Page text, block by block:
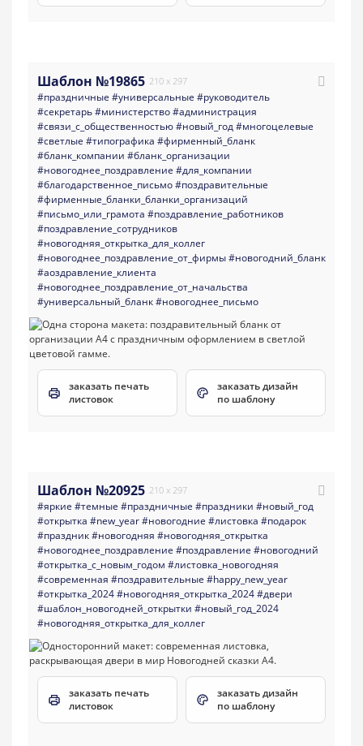
Шаблон №19865 210 x 297
#праздничные #универсальные #руководитель
#секретарь#министерство#администрация
#связи_с_общественностью#новый_год#многоцелевые
#светлые #типографика #фирменный_бланк
#бланк_компании #бланк_организации
#новогоднее_поздравление #для_компании
#благодарственное_письмо#поздравительные
#фирменные_бланки_бланки_организаций
#письмо_или_грамота #поздравление_работников
#поздравление_сотрудников
#новогодняя_открытка_для_коллег
#новогоднее_поздравление_от_фирмы#новогодний_бланк
#аоздравление_клиента
#новогоднее_поздравление_от_начальства
#универсальный_бланк#новогоднее_письмо
заказать печать
листовок
заказать дизайн
по шаблону
Шаблон №20925 210 x 297
#яркие #темные #праздничные #праздники #новый_год
#открытка #new_year#новогодние #листовка #подарок
#праздник#новогодняя #новогодняя_открытка
#новогоднее_поздравление #поздравление #новогодний
#открытка_с_новым_годом #листовка_новогодняя
#современная #поздравительные #happy_new_year
#открытка_2024#новогодняя_открытка_2024#двери
#шаблон_новогодней_открытки #новый_год_2024
#новогодняя_открытка_для_коллег
заказать печать
листовок
заказать дизайн
по шаблону